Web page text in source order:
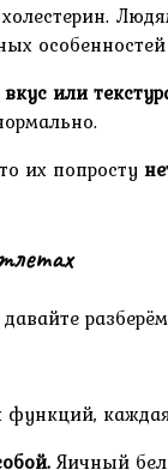
или
их попросту
Яичный